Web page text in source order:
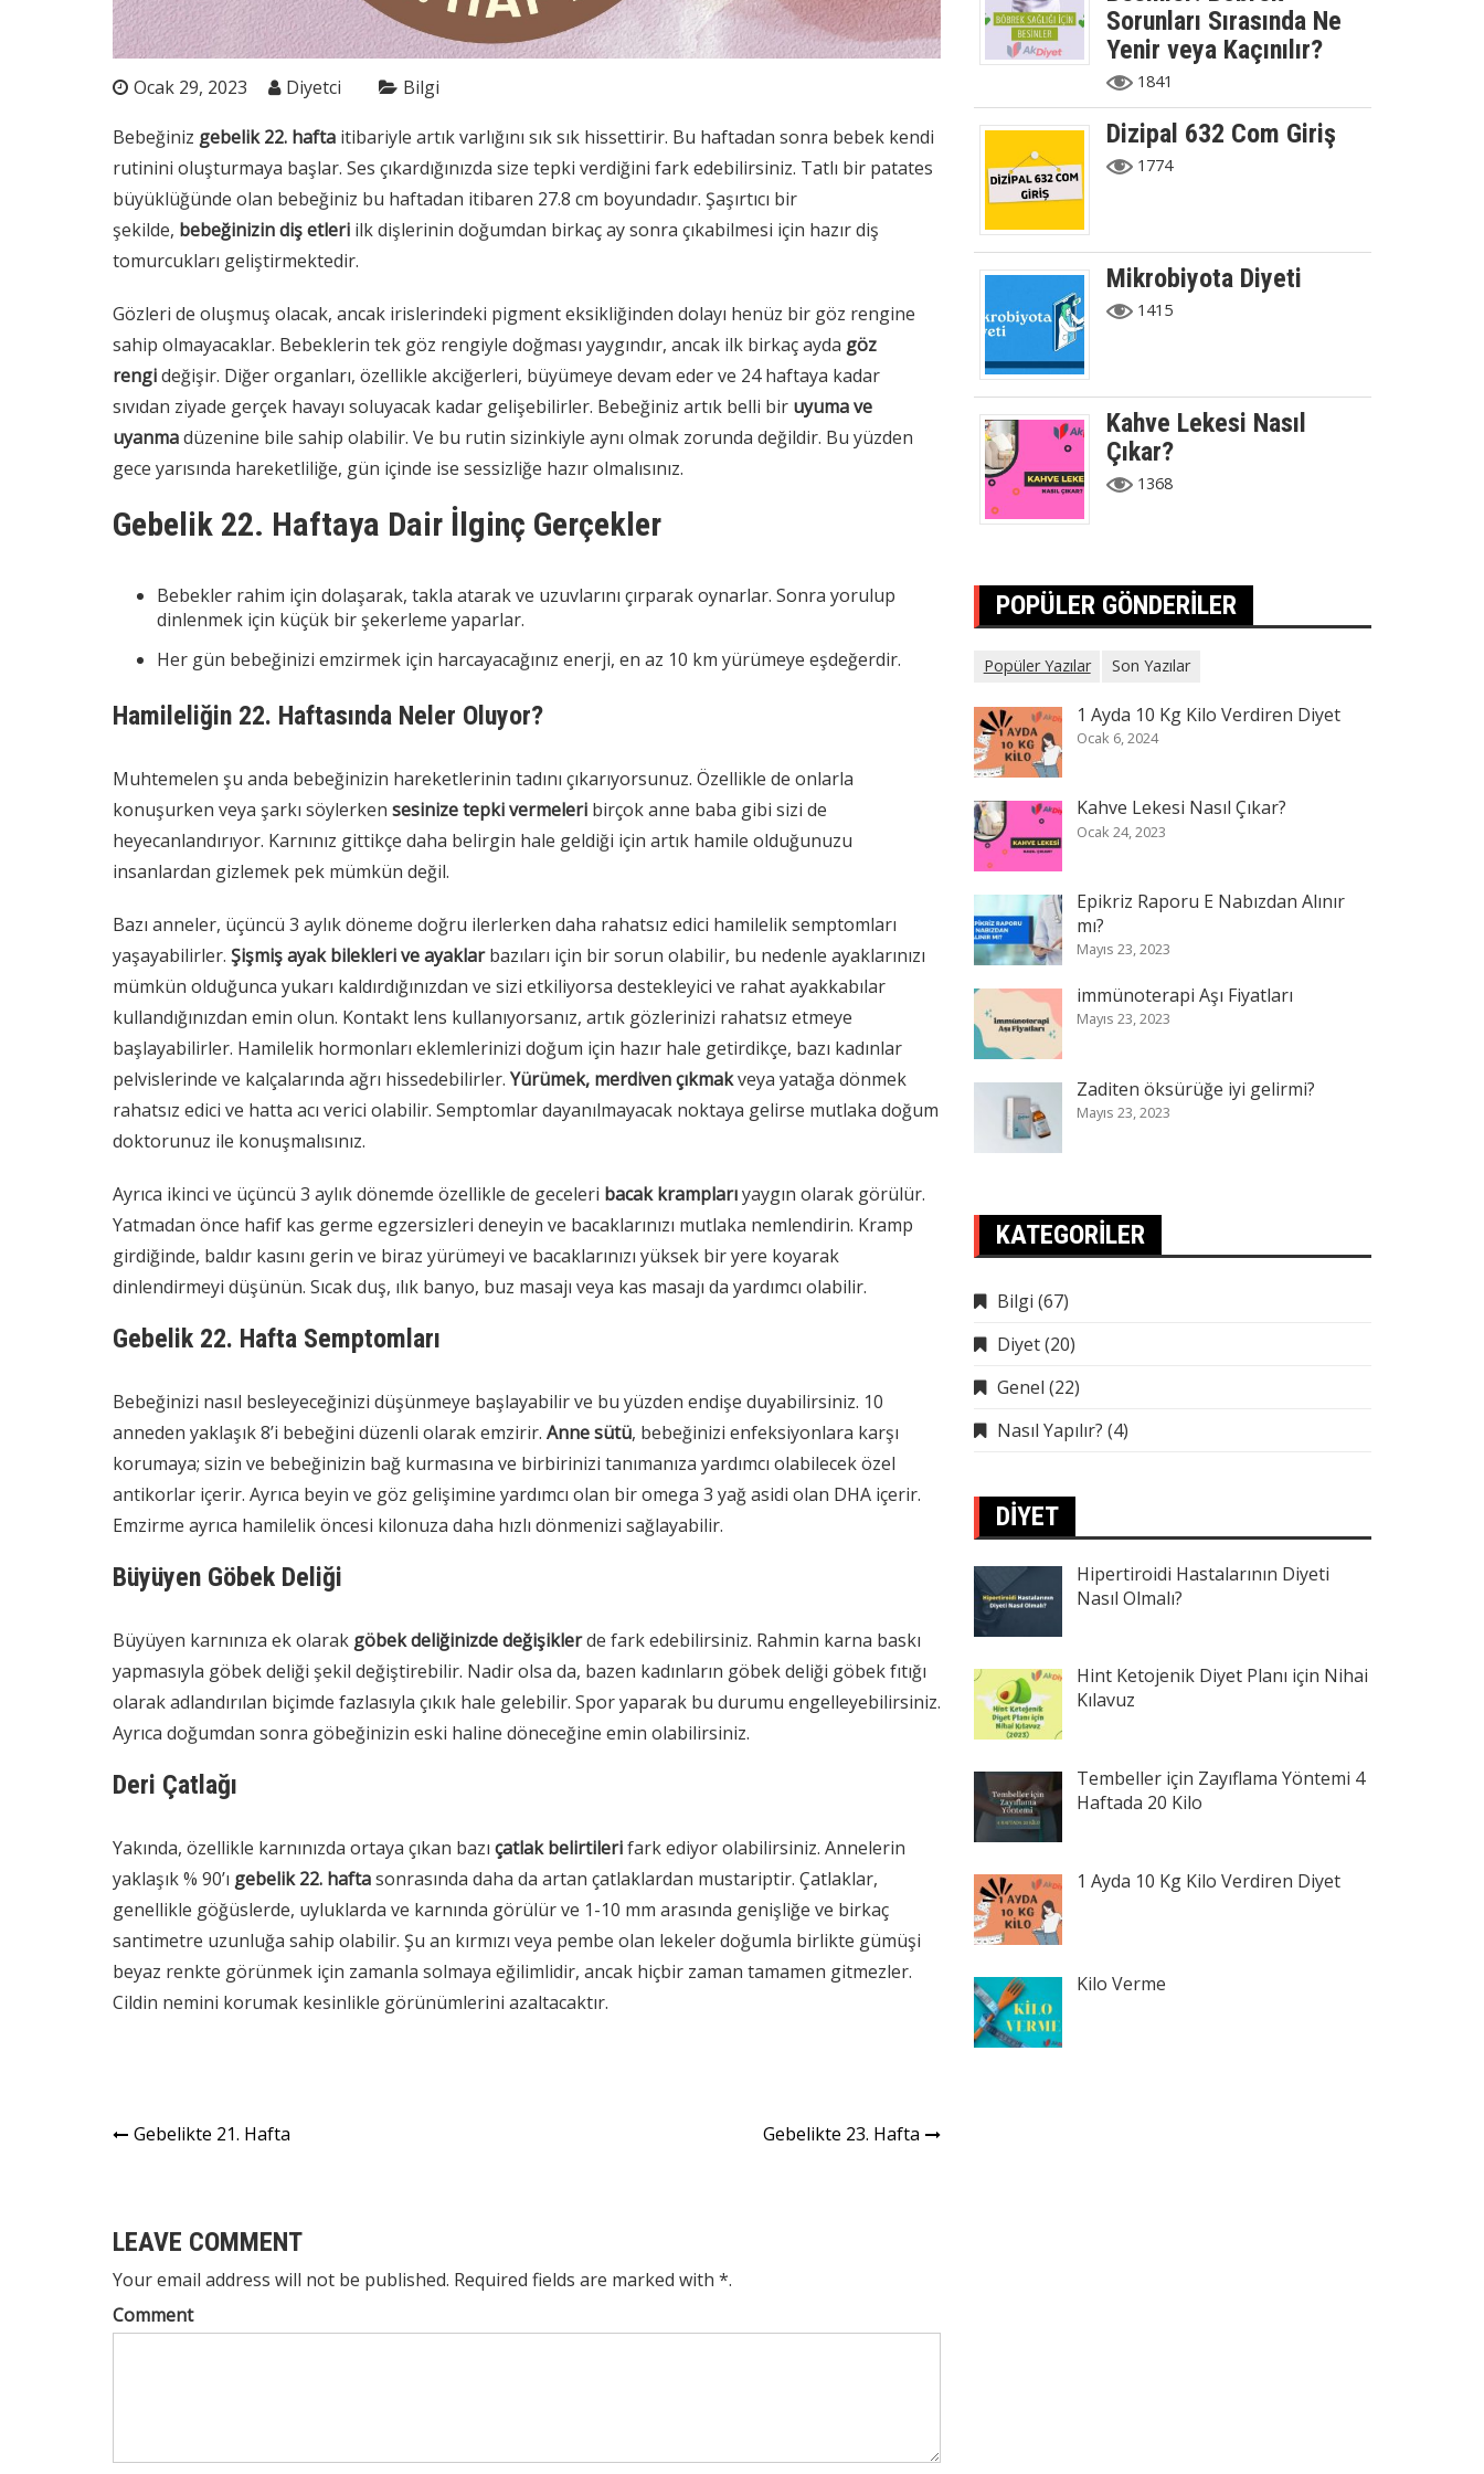
Ocak 29, 2023 Diyetci Bilgi
Bebeğiniz gebelik 22. hafta itibariyle artık varlığını sık sık hissettirir. Bu haftadan sonra bebek kendi
rutinini oluşturmaya başlar. Ses çıkardığınızda size tepki verdiğini fark edebilirsiniz. Tatlı bir patates
büyüklüğünde olan bebeğiniz bu haftadan itibaren 27.8 cm boyundadır. Şaşırtıcı bir
şekilde, bebeğinizin diş etleri ilk dişlerinin doğumdan birkaç ay sonra çıkabilmesi için hazır diş
tomurcukları geliştirmektedir.
Gözleri de oluşmuş olacak, ancak irislerindeki pigment eksikliğinden dolayı henüz bir göz rengine
sahip olmayacaklar. Bebeklerin tek göz rengiyle doğması yaygındır, ancak ilk birkaç ayda göz
rengideğişir. Diğer organları, özellikle akciğerleri, büyümeye devam eder ve 24 haftaya kadar
sıvıdan ziyade gerçek havayı soluyacak kadar gelişebilirler. Bebeğiniz artık belli bir uyuma ve
uyanmadüzenine bile sahip olabilir. Ve bu rutin sizinkiyle aynı olmak zorunda değildir. Bu yüzden
gece yarısında hareketliliğe, gün içinde ise sessizliğe hazır olmalısınız.
Gebelik 22. Haftaya Dair İlginç Gerçekler
Bebekler rahim için dolaşarak, takla atarak ve uzuvlarını çırparak oynarlar. Sonra yorulup
dinlenmek için küçük bir şekerleme yaparlar.
Her gün bebeğinizi emzirmek için harcayacağınız enerji, en az 10 km yürümeye eşdeğerdir.
Hamileliğin 22. Haftasında Neler Oluyor?
Muhtemelen şu anda bebeğinizin hareketlerinin tadını çıkarıyorsunuz. Özellikle de onlarla
konuşurken veya şarkı söylerken sesinize tepki vermeleri birçok anne baba gibi sizi de
heyecanlandırıyor. Karnınız gittikçe daha belirgin hale geldiği için artık hamile olduğunuzu
insanlardan gizlemek pek mümkün değil.
Bazı anneler, üçüncü 3 aylık döneme doğru ilerlerken daha rahatsız edici hamilelik semptomları
yaşayabilirler. Şişmiş ayak bilekleri ve ayaklarbazıları için bir sorun olabilir, bu nedenle ayaklarınızı
mümkün olduğunca yukarı kaldırdığınızdan ve sizi etkiliyorsa destekleyici ve rahat ayakkabılar
kullandığınızdan emin olun. Kontakt lens kullanıyorsanız, artık gözlerinizi rahatsız etmeye
başlayabilirler. Hamilelik hormonları eklemlerinizi doğum için hazır hale getirdikçe, bazı kadınlar
pelvislerinde ve kalçalarında ağrı hissedebilirler. Yürümek, merdiven çıkmakveya yatağa dönmek
rahatsız edici ve hatta acı verici olabilir. Semptomlar dayanılmayacak noktaya gelirse mutlaka doğum
doktorunuz ile konuşmalısınız.
Ayrıca ikinci ve üçüncü 3 aylık dönemde özellikle de geceleri bacak kramplarıyaygın olarak görülür.
Yatmadan önce hafif kas germe egzersizleri deneyin ve bacaklarınızı mutlaka nemlendirin. Kramp
girdiğinde, baldır kasını gerin ve biraz yürümeyi ve bacaklarınızı yüksek bir yere koyarak
dinlendirmeyi düşünün. Sıcak duş, ılık banyo, buz masajı veya kas masajı da yardımcı olabilir.
Gebelik 22. Hafta Semptomları
Bebeğinizi nasıl besleyeceğinizi düşünmeye başlayabilir ve bu yüzden endişe duyabilirsiniz. 10
anneden yaklaşık 8’i bebeğini düzenli olarak emzirir. Anne sütü, bebeğinizi enfeksiyonlara karşı
korumaya; sizin ve bebeğinizin bağ kurmasına ve birbirinizi tanımanıza yardımcı olabilecek özel
antikorlar içerir. Ayrıca beyin ve göz gelişimine yardımcı olan bir omega 3 yağ asidi olan DHA içerir.
Emzirme ayrıca hamilelik öncesi kilonuza daha hızlı dönmenizi sağlayabilir.
Büyüyen Göbek Deliği
Büyüyen karnınıza ek olarak göbek deliğinizde değişiklerde fark edebilirsiniz. Rahmin karna baskı
yapmasıyla göbek deliği şekil değiştirebilir. Nadir olsa da, bazen kadınların göbek deliği göbek fıtığı
olarak adlandırılan biçimde fazlasıyla çıkık hale gelebilir. Spor yaparak bu durumu engelleyebilirsiniz.
Ayrıca doğumdan sonra göbeğinizin eski haline döneceğine emin olabilirsiniz.
Deri Çatlağı
Yakında, özellikle karnınızda ortaya çıkan bazı çatlak belirtilerifark ediyor olabilirsiniz. Annelerin
yaklaşık % 90’ı gebelik 22. haftasonrasında daha da artan çatlaklardan mustariptir. Çatlaklar,
genellikle göğüslerde, uyluklarda ve karnında görülür ve 1-10 mm arasında genişliğe ve birkaç
santimetre uzunluğa sahip olabilir. Şu an kırmızı veya pembe olan lekeler doğumla birlikte gümüşi
beyaz renkte görünmek için zamanla solmaya eğilimlidir, ancak hiçbir zaman tamamen gitmezler.
Cildin nemini korumak kesinlikle görünümlerini azaltacaktır.
Yazı
Gebelikte 21. Hafta Gebelikte 23. Hafta
LEAVE COMMENT
Your email address will not be published. Required fields are marked with *.
Comment
Sorunları Sırasında Ne
Yenir veya Kaçınılır?
1841
Dizipal 632 Com Giriş
1774
Mikrobiyota Diyeti
1415
Kahve Lekesi Nasıl
Çıkar?
1368
POPÜLER GÖNDERILER
Popüler Yazılar Son Yazılar
1 Ayda 10 Kg Kilo Verdiren Diyet
Ocak 6, 2024
Kahve Lekesi Nasıl Çıkar?
Ocak 24, 2023
Epikriz Raporu E Nabızdan Alınır
mı?
Mayıs 23, 2023
immünoterapi Aşı Fiyatları
Mayıs 23, 2023
Zaditen öksürüğe iyi gelirmi?
Mayıs 23, 2023
KATEGORILER
Bilgi (67)
Diyet(20)
Genel (22)
Nasıl Yapılır? (4)
DIYET
Hipertiroidi Hastalarının Diyeti
Nasıl Olmalı?
Hint Ketojenik Diyet Planı için Nihai
Kılavuz
Tembeller için Zayıflama Yöntemi 4
Haftada 20 Kilo
1 Ayda 10 Kg Kilo Verdiren Diyet
Kilo Verme